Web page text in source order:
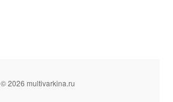
© 2026 multivarkina.ru